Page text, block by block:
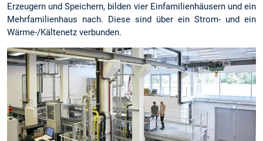
Erzeugern und Speichern, bilden vier Einfamilienhäusern und ein
Mehrfamilienhaus nach. Diese sind über ein Strom- und ein
Wärme-/Kältenetz verbunden.